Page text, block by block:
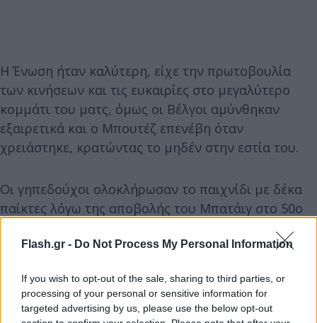
Flash.gr - Do Not Process My Personal Information
If you wish to opt-out of the sale, sharing to third parties, or
processing of your personal or sensitive information for
targeted advertising by us, please use the below opt-out
Η Ένωση ήταν καλύτερη, είχε την πρωτοβουλία
των κινήσεων και τις ευκαιρίες στο μεγαλύτερο
κομμάτι του ματς, όμως οι Βέλγοι αμύνθηκαν
εξαιρετικά και ο Μπουτέζ επενέβη όταν
χρειάστηκε, κρατώντας το μηδέν στην εστία του.
Οι γηπεδούχοι ολοκλήρωσαν το παιχνίδι με δέκα
παίκτες λόγω της αποβολής του Μπατάιγ στο 50ο
αστράγαλο του Γκατσίνοβιτς.